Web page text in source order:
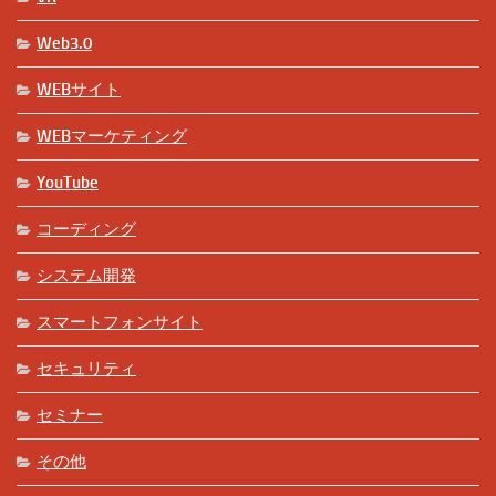
Web3.0
WEBサイト
WEBマーケティング
YouTube
コーディング
システム開発
スマートフォンサイト
セキュリティ
セミナー
その他